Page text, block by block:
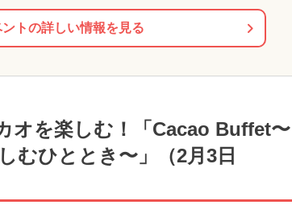
ントの詳しい情報を見る
オを楽しむ！「Cacao Buffet〜
むひととき〜」（2月3日